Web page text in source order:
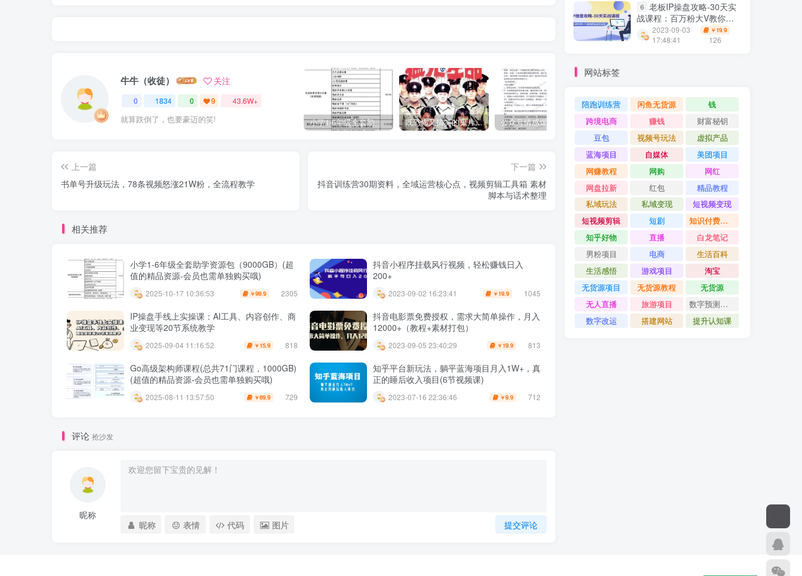
牛牛（收徒） 关注
0 1834 0 9 43.6W+
就算跌倒了，也要豪迈的笑! 小学1-6年级全套助学资源包（9000GB）(超值的精品资源-会员也需单独购买哦) 既恐怖又搞笑的鬼片（10部猛鬼恐怖片都是喜剧片）
上一篇
书单号升级玩法，78条视频怒涨21W粉，全流程教学
下一篇
抖音训练营30期资料，全域运营核心点，视频剪辑工具箱 素材
脚本与话术整理
相关推荐
小学1-6年级全套助学资源包（9000GB）(超
值的精品资源-会员也需单独购买哦)
2025-10-17 10:36:53 ￥99.9 2305
抖音小程序挂载风行视频，轻松赚钱日入
200+
2023-09-02 16:23:41 ￥ 19.9 1045
IP操盘手线上实操课：AI工具、内容创作、商
业变现等20节系统教学
2025-09-04 11:16:52 ￥ 15.9 818
抖音电影票免费授权，需求大简单操作，月入
12000+（教程+素材打包）
2023-09-05 23:40:29 ￥ 19.9 813
Go高级架构师课程(总共71门课程，1000GB)
(超值的精品资源-会员也需单独购买哦)
2025-08-11 13:57:50 ￥69.9 729
知乎平台新玩法，躺平蓝海项目月入1W+，真
正的睡后收入项目(6节视频课)
2023-07-16 22:36:46 ￥9.9 712
评论 抢沙发
昵称
提交评论
昵称 表情 代码 图片
6 老板IP操盘攻略-30天实
战课程：百万粉大V教你做
一个赚钱的商业抖音号
2023-09-03
17:48:41
￥ 19.9
126
网站标签
陪跑训练营 闲鱼无货源
钱
跨境电商
赚钱
财富秘钥
豆包
视频号玩法
虚拟产品
蓝海项目
自媒体
美团项目
网赚教程
网购
网红
网盘拉新
红包
精品教程
私域玩法
私域变现
短视频变现
短视频剪辑
短剧
知识付费项目
知乎好物
直播
白龙笔记
男粉项目
电商
生活百科
生活感悟
游戏项目
淘宝
无货源项目
无货源教程
无货源
无人直播
旅游项目
数字预测大师
数字改运
搭建网站 提升认知课